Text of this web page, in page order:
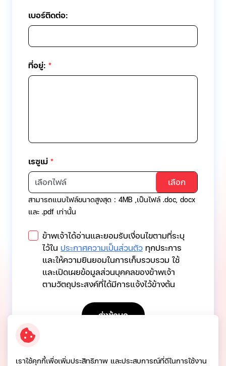
เบอร์ติดต่อ:
ที่อยู่: *
เรซูเม่ *
เลือกไฟล์
สามารถแนบไฟล์ขนาดสูงสุด : 4MB ,เป็นไฟล์ .doc, docx
และ .pdf เท่านั้น
ข้าพเจ้าได้อ่านและยอมรับเงื่อนไขตามที่ระบุ
ไว้ใน ประกาศความเป็นส่วนตัว ทุกประการ
และให้ความยินยอมในการเก็บรวบรวม ใช้
และเปิดเผยข้อมูลส่วนบุคคลของข้าพเจ้า
ตามวัตถุประสงค์ที่ได้มีการแจ้งไว้ข้างต้น
ส่งข้อมูล
เราใช้คุกกี้เพื่อเพิ่มประสิทธิภาพ และประสบการณ์ที่ดีในการใช้งาน